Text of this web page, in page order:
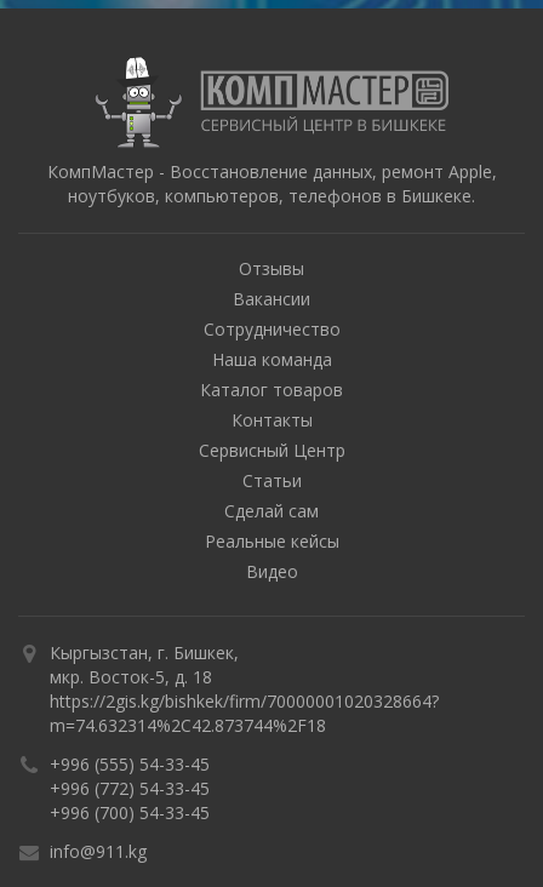
КомпМастер - Восстановление данных, ремонт Apple,
ноутбуков, компьютеров, телефонов в Бишкеке.
Отзывы
Вакансии
Сотрудничество
Наша команда
Каталог товаров
Контакты
Сервисный Центр
Статьи
Сделай сам
Реальные кейсы
Видео
Кыргызстан, г. Бишкек,
мкр. Восток-5, д. 18
https://2gis.kg/bishkek/firm/70000001020328664?
m=74.632314%2C42.873744%2F18
+996 (555) 54-33-45
+996 (772) 54-33-45
+996 (700) 54-33-45
info@911.kg